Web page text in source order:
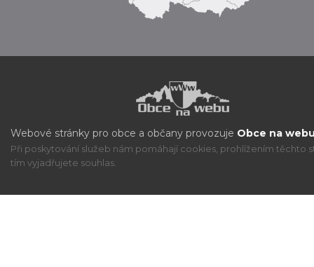
Webové stránky pro obce a občany provozuje Obce na
Při poskytování služeb nám pomáhají cookies, prohlížením těchto
tím vyjadřujete souhlas.